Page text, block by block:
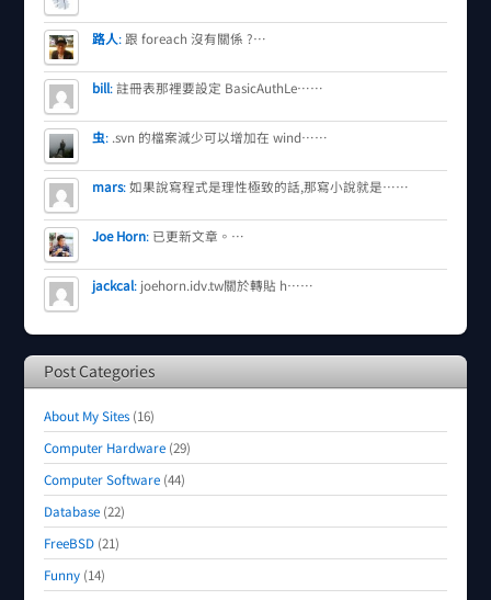
路人: 跟 foreach 沒有關係 ?…
bill:註冊表那裡要設定 BasicAuthLe……
虫: .svn 的檔案減少可以增加在 wind……
mars:如果說寫程式是理性極致的話,那寫小說就是……
Joe Horn: 已更新文章。…
jackcal: joehorn.idv.tw關於轉貼 h……
Post Categories
About My Sites (16)
Computer Hardware (29)
Computer Software (44)
Database (22)
FreeBSD (21)
Funny (14)